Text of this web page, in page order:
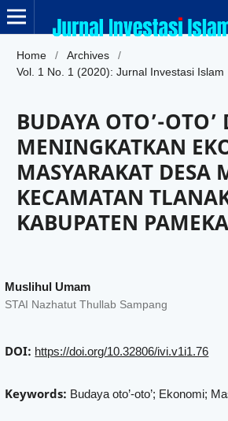
Home / Archives
/
Vol. 1 No. 1 (2020): Jurnal Investasi Islam
BUDAYA OTO’-OTO’
MENINGKATKAN
MASYARAKAT DESA
KECAMATAN
KABUPATEN
Muslihul Umam
STAI Nazhatut Thullab Sampang
DOI: https://doi.org/10.32806/ivi.v1i1.76
Keywords: Budaya oto’-oto’; Ekonomi;